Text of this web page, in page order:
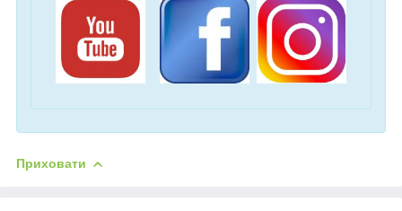
Приховати